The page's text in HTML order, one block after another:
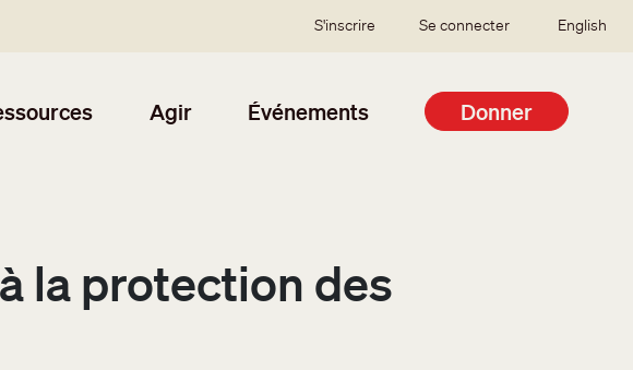
SSO user menu
S'inscrire Se connecter English
Agir Événements Donner
la protection des